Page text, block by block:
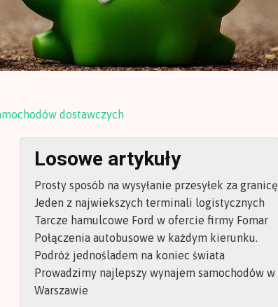
dostawczych
Losowe artykuły
Prosty sposób na wysyłanie przesyłek za granicę
Jeden z najwiekszych terminali logistycznych
Tarcze hamulcowe Ford w ofercie firmy Fomar
Połączenia autobusowe w każdym kierunku.
Podróż jednośladem na koniec świata
Prowadzimy najlepszy wynajem samochodów w
Warszawie